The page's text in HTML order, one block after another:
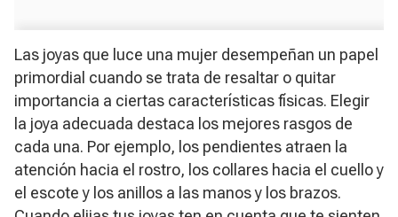
​Las joyas que luce una mujer desempeñan un papel
primordial cuando se trata de resaltar o quitar
importancia a ciertas características físicas. Elegir
la joya adecuada destaca los mejores rasgos de
cada una. Por ejemplo, los pendientes atraen la
atención hacia el rostro, los collares hacia el cuello y
el escote y los anillos a las manos y los brazos.